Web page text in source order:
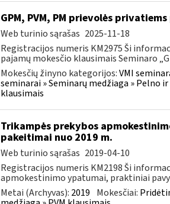
GPM, PVM, PM prievolės
Web turinio sąrašas 2025-11-18
Registracijos numeris KM2975 Ši
pajamų mokesčio klausimais Seminaro
Mokesčių žinyno kategorijos:VMI
seminarai » Seminarų medžiaga » Pelno
klausimais
Trikampės prekybos
pakeitimai nuo 2019 m.
Web turinio sąrašas 2019-04-10
Registracijos numeris KM2198 Ši
apmokestinimo ypatumai, praktiniai
Metai (Archyvas): 2019 Mokesčiai: